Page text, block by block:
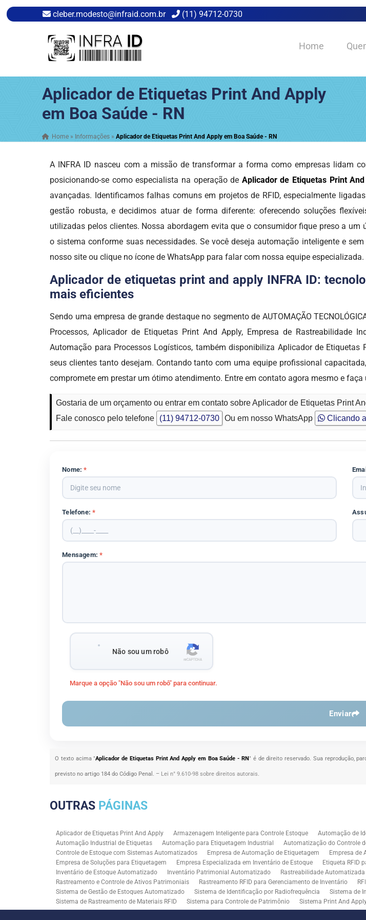
cleber.modesto@infraid.com.br (11) 94712-0730
Home
Aplicador de Etiquetas Print And Apply
em Boa Saúde - RN
Home » Informações »Aplicador de Etiquetas Print And Apply em Boa Saúde - RN
A INFRA ID nasceu com a missão de transformar a forma como empresas lidam
posicionando-se como especialista na operação de Aplicador de Etiquetas Print
avançadas. Identificamos falhas comuns em projetos de RFID, especialmente
gestão robusta, e decidimos atuar de forma diferente: oferecendo soluções
utilizadas pelos clientes. Nossa abordagem evita que o consumidor fique preso a um
o sistema conforme suas necessidades. Se você deseja automação inteligente e
nosso site ou clique no ícone de WhatsApp para falar com nossa equipe especializada.
Aplicador de etiquetas print and apply INFRA ID:
mais eficientes
Sendo uma empresa de grande destaque no segmento de AUTOMAÇÃO
Processos, Aplicador de Etiquetas Print And Apply, Empresa de Rastreabilidade
Automação para Processos Logísticos, também disponibiliza Aplicador de
seus clientes tanto desejam. Contando tanto com uma equipe profissional
compromete em prestar um ótimo atendimento. Entre em contato agora mesmo e faça
Gostaria de um orçamento ou entrar em contato sobre Aplicador de Etiquetas Print
Fale conosco pelo telefone
(11) 94712-0730 Ou em nosso WhatsApp Clicando
Nome:*
Telefone:*
Mensagem:*
Não sou um robô
Marque a opção "Não sou um robô" para continuar.
Enviar
O texto acima "Aplicador de Etiquetas Print And Apply em Boa Saúde - RN" é de direito reservado. Sua reprodução,
previsto no artigo 184 do Código Penal. – Lei n° 9.610-98 sobre direitos autorais.
OUTRAS PÁGINAS
Aplicador de Etiquetas Print And Apply Armazenagem Inteligente para Controle Estoque Automação de
Automação Industrial de Etiquetas
Automação para Etiquetagem Industrial Automatização do Controle
Controle de Estoque com Sistemas Automatizados
Empresa de Automação de Etiquetagem Empresa de
Empresa de Soluções para Etiquetagem
Empresa Especializada em Inventário de Estoque Etiqueta RFID
Inventário de Estoque Automatizado
Inventário Patrimonial Automatizado Rastreabilidade
Rastreamento e Controle de Ativos Patrimoniais
Rastreamento RFID para Gerenciamento de Inventário
Sistema de Gestão de Estoques Automatizado
Sistema de Identificação por Radiofrequência Sistema de
Sistema de Rastreamento de Materiais RFID
Sistema para Controle de Patrimônio Sistema Print And
Solução RFID para Controle Patrimonial Industrial
Solução RFID para Indústria Soluções de Impressão e